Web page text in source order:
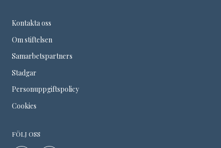
Kontakta oss
Om stiftelsen
Samarbetspartners
Stadgar
Personuppgiftspolicy
Cookies
FÖLJ OSS